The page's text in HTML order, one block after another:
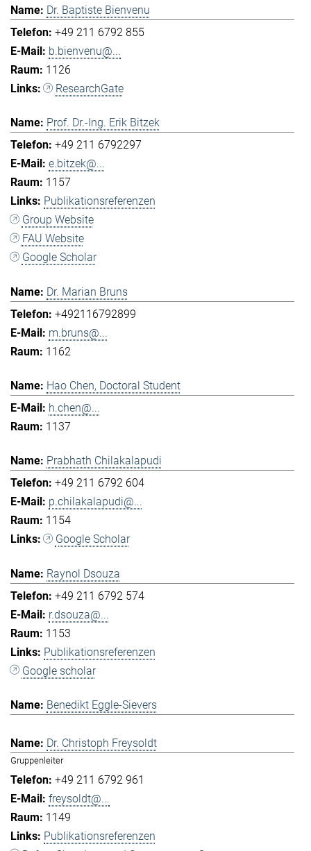
Dr. Baptiste Bienvenu
+49 211 6792 855
b.bienvenu@...
1126
ResearchGate
Prof. Dr.-Ing. Erik Bitzek
+49 211 6792297
e.bitzek@...
1157
Publikationsreferenzen
Group Website
FAU Website
Google Scholar
Dr. Marian Bruns
+492116792899
m.bruns@...
1162
Hao Chen, Doctoral Student
h.chen@...
1137
Prabhath Chilakalapudi
+49 211 6792 604
p.chilakalapudi@...
1154
Google Scholar
Raynol Dsouza
+49 211 6792 574
r.dsouza@...
1153
Publikationsreferenzen
Google scholar
Benedikt Eggle-Sievers
Dr. Christoph Freysoldt
Gruppenleiter
+49 211 6792 961
freysoldt@...
1149
Publikationsreferenzen